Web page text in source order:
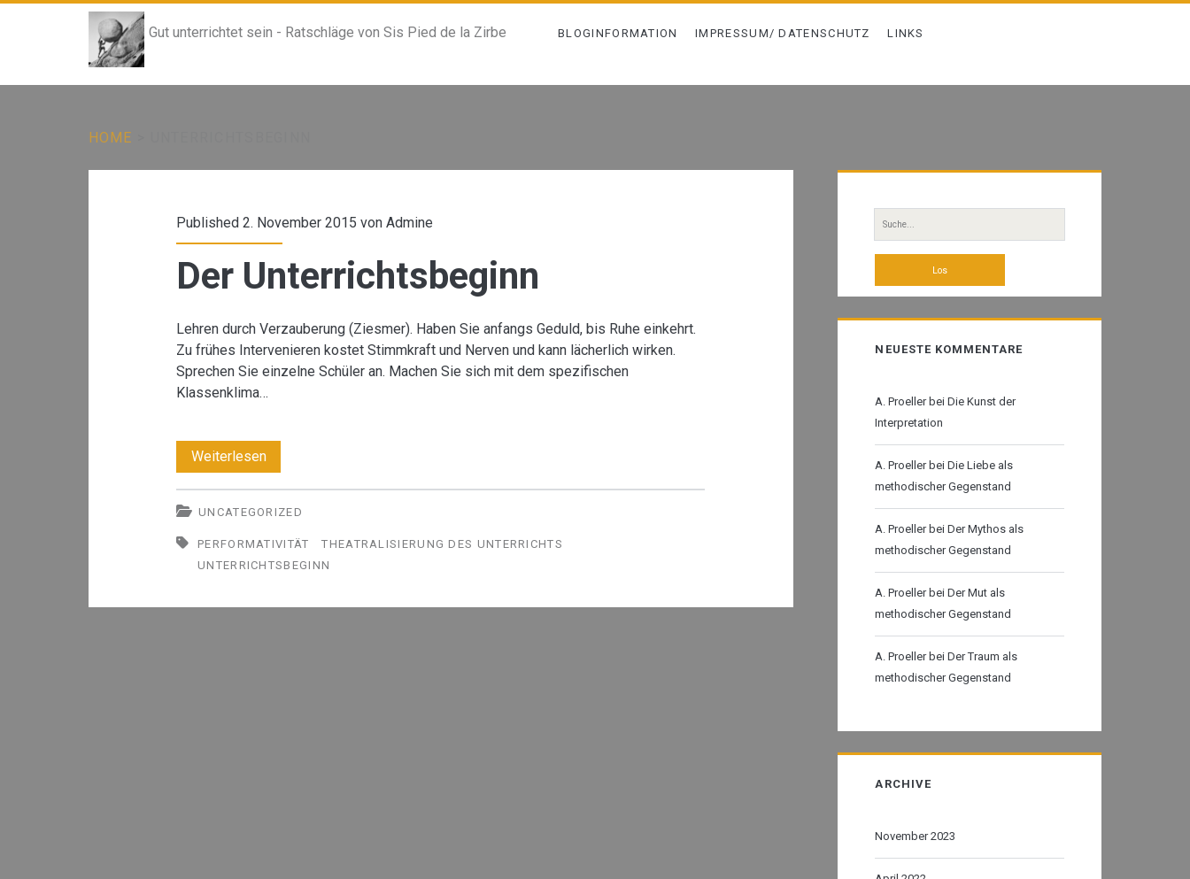
Gut unterrichtet sein - Ratschläge von Sis Pied de la Zirbe BLOGINFORMATION IMPRESSUM/ DATENSCHUTZ LINKS
HOME
<span>Unterrichtsbeginn</span>
Published 2. November 2015 vonAdmine
Der Unterrichtsbeginn
Lehren durch Verzauberung (Ziesmer). Haben Sie anfangs Geduld, bis Ruhe einkehrt.
Zu frühes Intervenieren kostet Stimmkraft und Nerven und kann lächerlich wirken.
Sprechen Sie einzelne Schüler an. Machen Sie sich mit dem spezifischen
Klassenklima…
WeiterlesenDer
Unterrichtsbeginn
UNCATEGORIZED
PERFORMATIVITÄT
THEATRALISIERUNG DES UNTERRICHTS
UNTERRICHTSBEGINN
Sidebar
Suche
nach:
NEUESTE KOMMENTARE
A. ProellerbeiDie Kunst der
Interpretation
A. ProellerbeiDie Liebe als
methodischer Gegenstand
A. ProellerbeiDer Mythos als
methodischer Gegenstand
A. ProellerbeiDer Mut als
methodischer Gegenstand
A. ProellerbeiDer Traum als
methodischer Gegenstand
ARCHIVE
November 2023